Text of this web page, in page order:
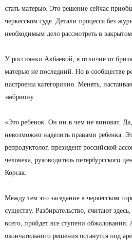
стать матерью. Это решение сейчас
черкесском суде. Детали процесса без
необходимым дело рассмотреть в
У россиянки Акбаевой, в отличие от
матерью не последний. Но в сообществе
настроены категорично. Менять,
эмбриону.
«Это ребенок. Он ни в чем не виноват.
невозможно наделить правами ребенка.
репродуктолог, президент российской
человека, руководитель петербургского
Корсак.
Между тем это заседание в черкесском
существу. Разбирательство, считают
всего, пройдет все ступени
окончательного решения останутся под